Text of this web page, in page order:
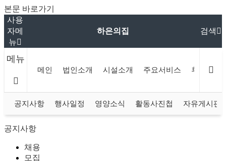
본문 바로가기
사용
자메
뉴
하은의집 검색
메뉴
메인 법인소개 시설소개 주요서비스 후원 및
공지사항 행사일정 영양소식 활동사진첩 자유게시판
공지사항
채용
모집